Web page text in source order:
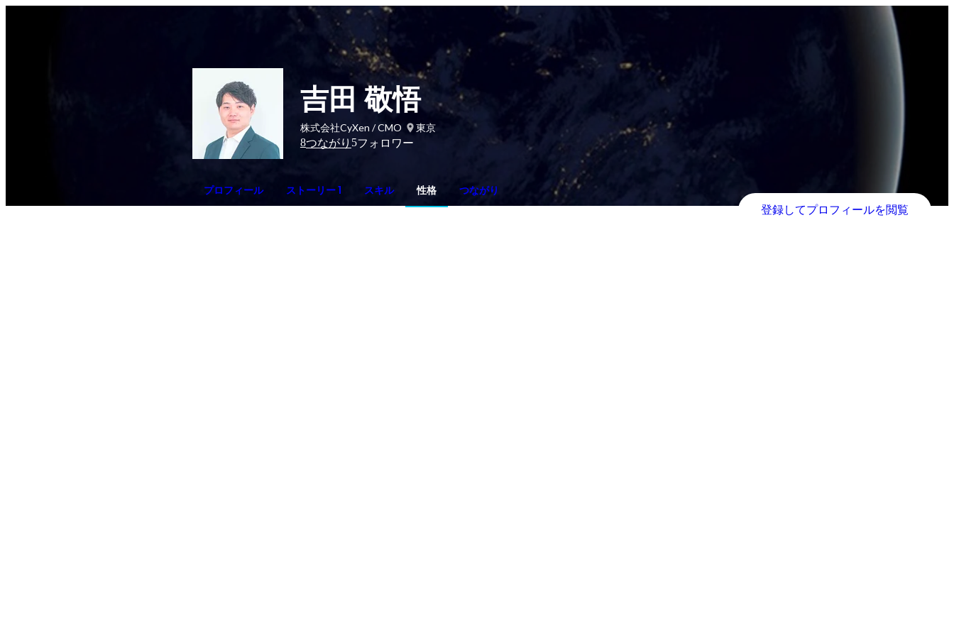
吉田 敬悟
株式会社CyXen / CMO
東京
8つながり 5フォロワー
プロフィール ストーリー 1 スキル 性格 つながり
登録してプロフィールを閲覧